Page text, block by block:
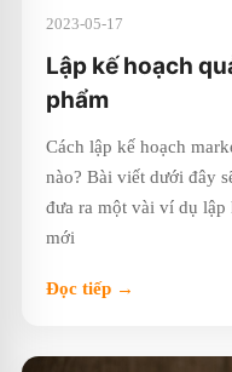
2023-05-17
Lập kế hoạch
phẩm
Cách lập kế hoạch
nào? Bài viết dưới đây
đưa ra một vài ví dụ lập
mới
Đọc tiếp →